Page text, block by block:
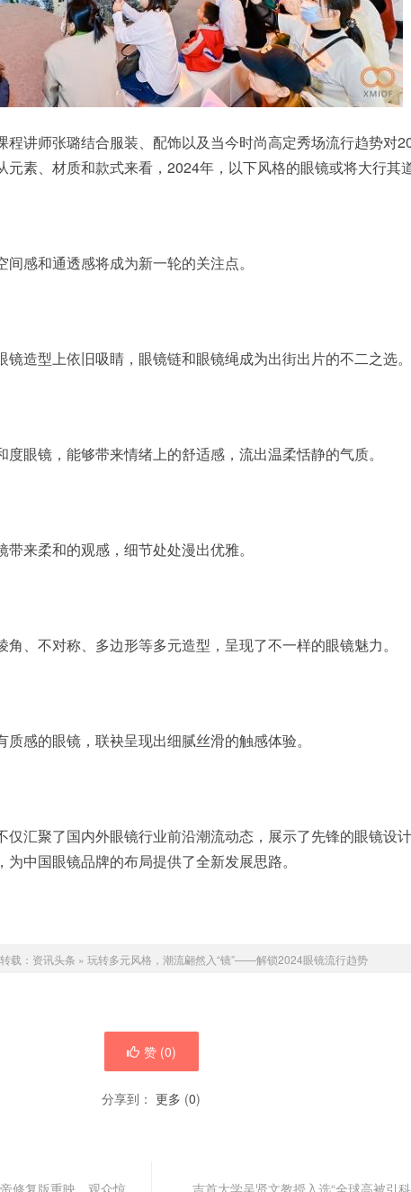
程讲师张璐结合服装、配饰以及当今时尚高定秀场流行趋势对
素、材质和款式来看，2024年，以下风格的眼镜或将大行其
感和通透感将成为新一轮的关注点。
造型上依旧吸睛，眼镜链和眼镜绳成为出街出片的不二之选。
度眼镜，能够带来情绪上的舒适感，流出温柔恬静的气质。
来柔和的观感，细节处处漫出优雅。
角、不对称、多边形等多元造型，呈现了不一样的眼镜魅力。
感的眼镜，联袂呈现出细腻丝滑的触感体验。
仅汇聚了国内外眼镜行业前沿潮流动态，展示了先锋的眼镜设计
中国眼镜品牌的布局提供了全新发展思路。
载： 资讯头条 » 玩转多元风格，潮流翩然入“镜”——解锁2024眼镜流行趋势
赞 (0)
分享到： 更多 (0)
修复版重映，观众惊
吉首大学吴贤文教授入选“全球高被引